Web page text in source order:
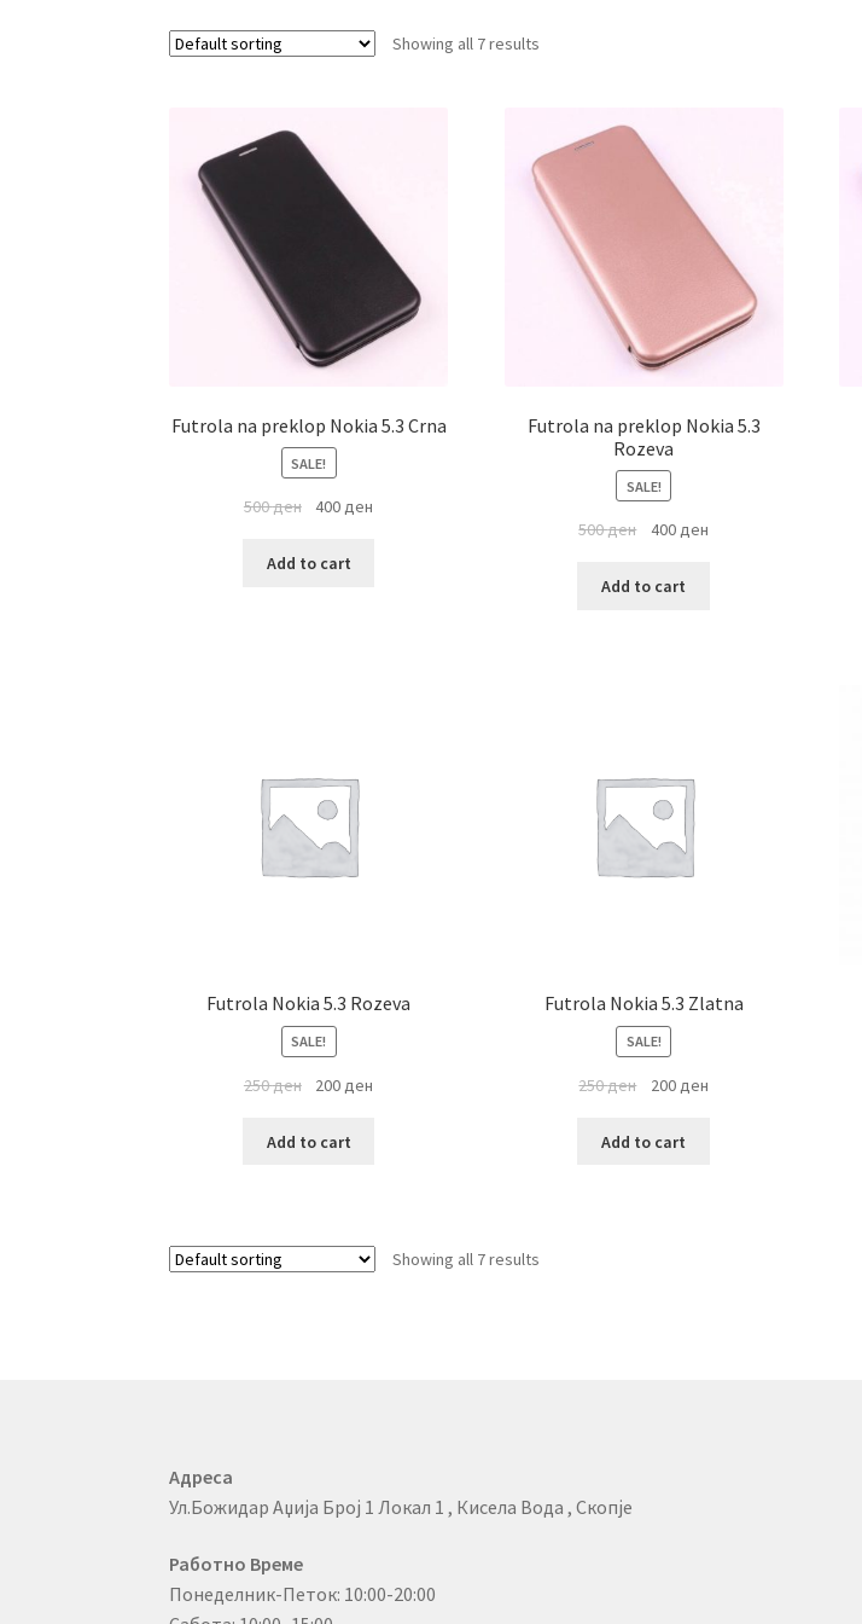
Showing all 7 results
Futrola na preklop Nokia 5.3 Crna
SALE!
500ден 400ден
Add to cart
Futrola na preklop Nokia 5.3
Rozeva
SALE!
500ден 400ден
Add to cart
Futrola Nokia 5.3 Rozeva
SALE!
250ден 200ден
Add to cart
Futrola Nokia 5.3 Zlatna
SALE!
250ден 200ден
Add to cart
Showing all 7 results
Адреса
Ул.Божидар Аџија Број 1 Локал 1 , Кисела Вода , Скопје
Работно Време
Понеделник-Петок: 10:00-20:00